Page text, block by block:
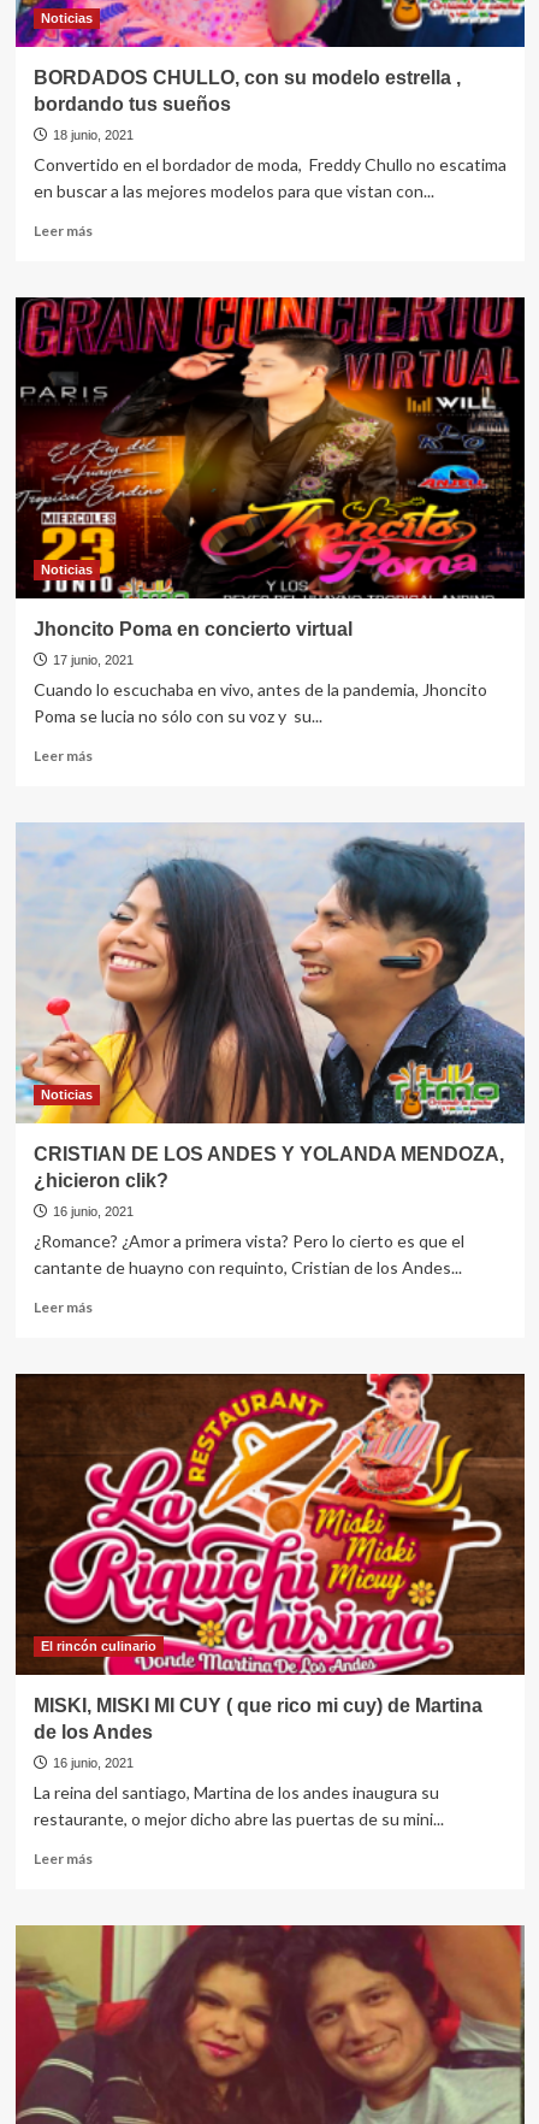
Noticias
BORDADOS CHULLO, con su modelo estrella ,
bordando tus sueños
18 junio, 2021
Convertido en el bordador de moda, Freddy Chullo no escatima
en buscar a las mejores modelos para que vistan con...
Leer másLeer
BORDADOS
CHULLO,
con
modelo
estrella
bordando
tus
sueños
Noticias
Jhoncito Poma en concierto virtual
17 junio, 2021
Cuando lo escuchaba en vivo, antes de la pandemia, Jhoncito
Poma se lucia no sólo con su voz y su...
Leer másLeer
Jhoncito
Poma
concierto
virtual
Noticias
CRISTIAN DE LOS ANDES Y YOLANDA MENDOZA,
¿hicieron clik?
16 junio, 2021
¿Romance? ¿Amor a primera vista? Pero lo cierto es que el
cantante de huayno con requinto, Cristian de los Andes...
Leer másLeer
CRISTIAN
ANDES
Y
YOLANDA
MENDOZA,
¿hicieron
clik?
El rincón culinario
MISKI, MISKI MI CUY ( que rico mi cuy) de Martina
de los Andes
16 junio, 2021
La reina del santiago, Martina de los andes inaugura su
restaurante, o mejor dicho abre las puertas de su mini...
Leer másLeer
MISKI,
que
mi
cuy)